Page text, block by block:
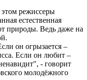
режиссеры
естественная
природы. Ведь даже на
он огрызается –
Если он любит –
- говорит
молодёжного